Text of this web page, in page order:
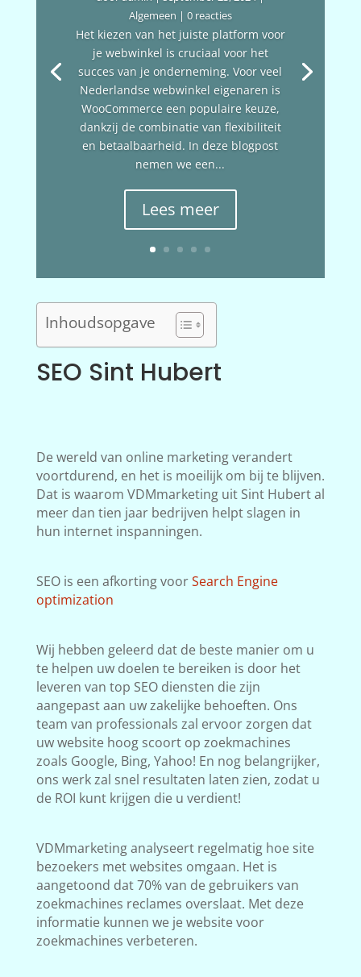
Algemeen | 0 reacties
Het kiezen van het juiste platform voor
je webwinkel is cruciaal voor het
succes van je onderneming. Voor veel
Nederlandse webwinkel eigenaren is
WooCommerce een populaire keuze,
dankzij de combinatie van flexibiliteit
en betaalbaarheid. In deze blogpost
nemen we een...
Lees meer
Inhoudsopgave
SEO Sint Hubert
De wereld van online marketing verandert
voortdurend, en het is moeilijk om bij te blijven.
Dat is waarom VDMmarketing uit Sint Hubert al
meer dan tien jaar bedrijven helpt slagen in
hun internet inspanningen.
SEO is een afkorting voorSearch Engine
optimization
Wij hebben geleerd dat de beste manier om u
te helpen uw doelen te bereiken is door het
leveren van top SEO diensten die zijn
aangepast aan uw zakelijke behoeften. Ons
team van professionals zal ervoor zorgen dat
uw website hoog scoort op zoekmachines
zoals Google, Bing, Yahoo! En nog belangrijker,
ons werk zal snel resultaten laten zien, zodat u
de ROI kunt krijgen die u verdient!
VDMmarketing analyseert regelmatig hoe site
bezoekers met websites omgaan. Het is
aangetoond dat 70% van de gebruikers van
zoekmachines reclames overslaat. Met deze
informatie kunnen we je website voor
zoekmachines verbeteren.